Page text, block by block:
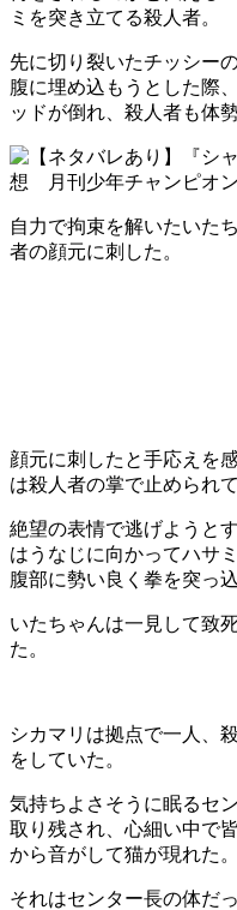
ミを突き立てる殺人者。
先に切り裂いたチッシー
腹に埋め込もうとした際
ッドが倒れ、殺人者も体
自力で拘束を解いたいた
者の顔元に刺した。
顔元に刺したと手応えを
は殺人者の掌で止められて
絶望の表情で逃げようと
はうなじに向かってハサ
腹部に勢い良く拳を突っ込
いたちゃんは一見して致
た。
シカマリは拠点で一人、
をしていた。
気持ちよさそうに眠るセ
取り残され、心細い中で
から音がして猫が現れた。
それはセンター長の体だっ